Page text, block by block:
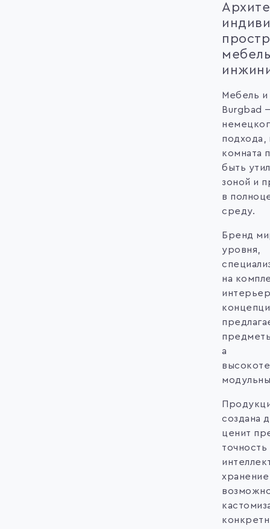
Мебель и
Burgbad
подхода,
комната
быть
зоной и
в
среду.
Бренд
уровня,
на
а
создана
ценит